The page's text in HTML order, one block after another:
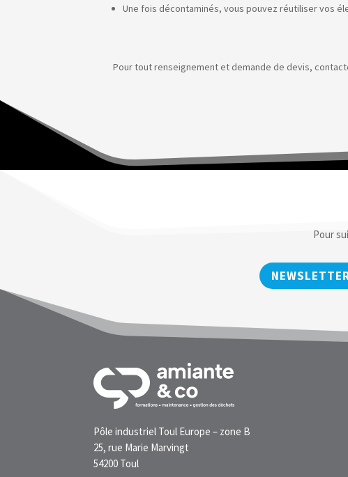
Une fois décontaminés, vous pouvez réutiliser vos
Pour tout renseignement et demande de devis,
Pour
Pôle industriel Toul Europe – zone B
25, rue Marie Marvingt
54200 Toul